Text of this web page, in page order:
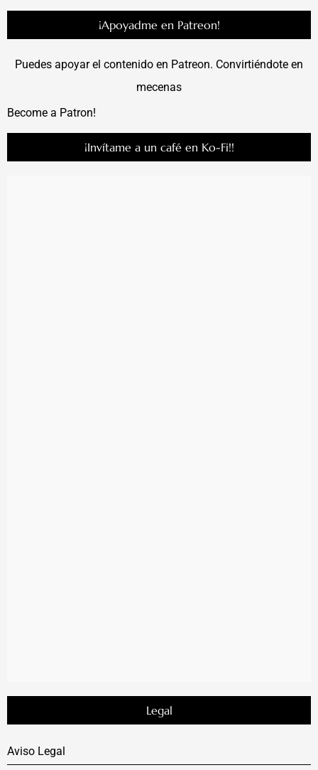
¡Apoyadme en Patreon!
Puedes apoyar el contenido en Patreon. Convirtiéndote en
mecenas
Become a Patron!
¡Invítame a un café en Ko-Fi!!
Legal
Aviso Legal